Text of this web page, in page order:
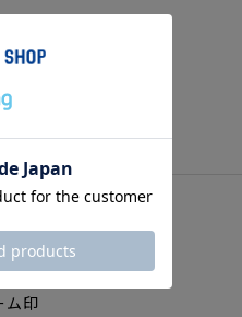
ストなし印面)
印
スト入り印面)
ム印